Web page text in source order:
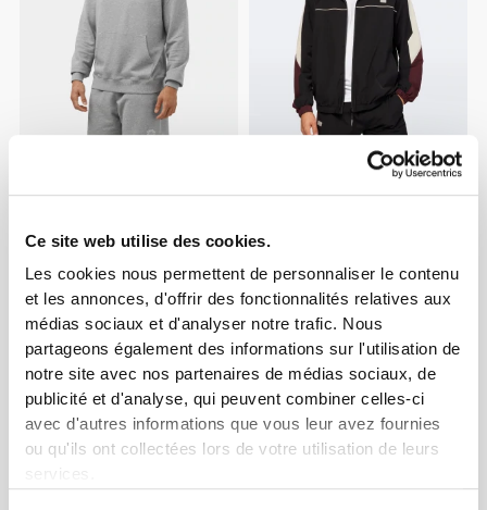
Ce site web utilise des cookies.
Les cookies nous permettent de personnaliser le contenu
et les annonces, d'offrir des fonctionnalités relatives aux
médias sociaux et d'analyser notre trafic. Nous
partageons également des informations sur l'utilisation de
notre site avec nos partenaires de médias sociaux, de
publicité et d'analyse, qui peuvent combiner celles-ci
avec d'autres informations que vous leur avez fournies
ou qu'ils ont collectées lors de votre utilisation de leurs
services.